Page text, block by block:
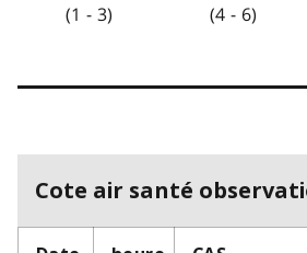
(1 - 3)
(4 - 6)
Cote air santé